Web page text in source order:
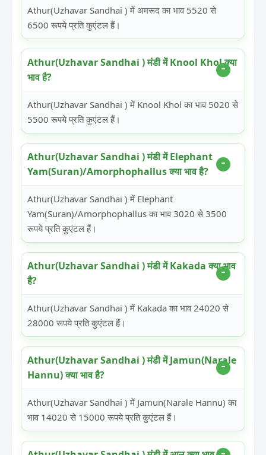
Athur(Uzhavar Sandhai ) में अमरूद का भाव 5520 से
6500 रूपये प्रति कुएंटल हैं।
Athur(Uzhavar Sandhai ) मंडी में Knool Khol क्या
भाव है?
Athur(Uzhavar Sandhai ) में Knool Khol का भाव 5020 से
5500 रूपये प्रति कुएंटल हैं।
Athur(Uzhavar Sandhai ) मंडी में Elephant
Yam(Suran)/Amorphophallus क्या भाव है?
Athur(Uzhavar Sandhai ) में Elephant
Yam(Suran)/Amorphophallus का भाव 3020 से 3500
रूपये प्रति कुएंटल हैं।
Athur(Uzhavar Sandhai ) मंडी में Kakada क्या भाव
है?
Athur(Uzhavar Sandhai ) में Kakada का भाव 24020 से
28000 रूपये प्रति कुएंटल हैं।
Athur(Uzhavar Sandhai ) मंडी में Jamun(Narale
Hannu) क्या भाव है?
Athur(Uzhavar Sandhai ) में Jamun(Narale Hannu) का
भाव 14020 से 15000 रूपये प्रति कुएंटल हैं।